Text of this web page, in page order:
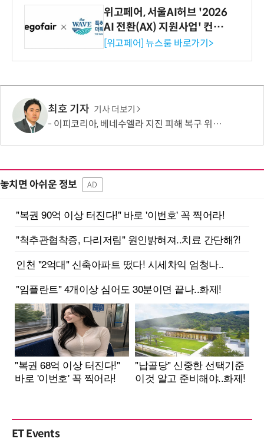
위고페어, 서울AI허브 '2026
AI 전환(AX) 지원사업' 컨소
시엄 선정
[위고페어] 뉴스룸 바로가기>
최호 기자 기사 더보기
이피코리아, 베네수엘라 지진 피해 복구 위해 바보의나눔에 1억원 기부
놓치면 아쉬운 정보 AD
ET Events